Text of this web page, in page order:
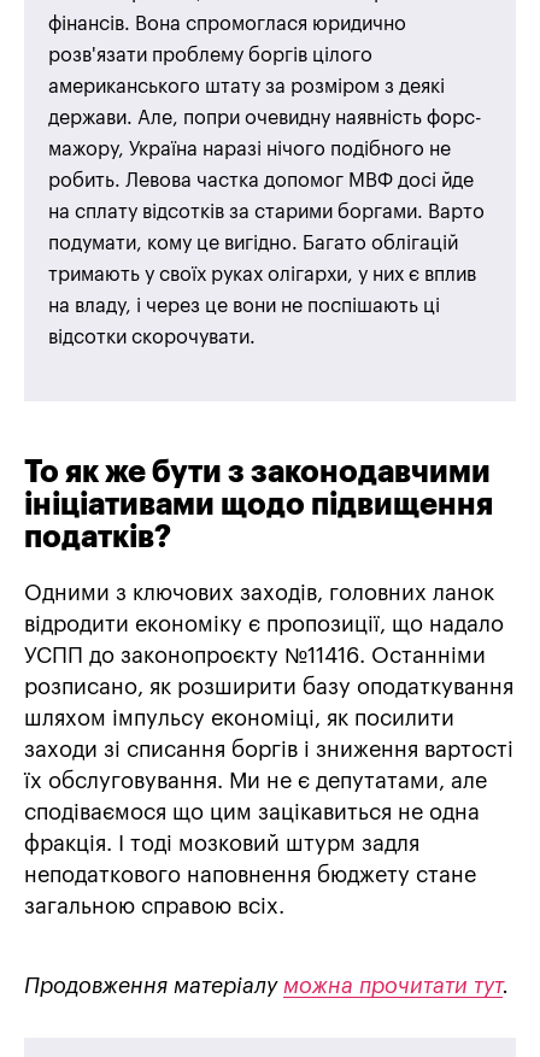
фінансів. Вона спромоглася юридично
розв'язати проблему боргів цілого
американського штату за розміром з деякі
держави. Але, попри очевидну наявність форс-
мажору, Україна наразі нічого подібного не
робить. Левова частка допомог МВФ досі йде
на сплату відсотків за старими боргами. Варто
подумати, кому це вигідно. Багато облігацій
тримають у своїх руках олігархи, у них є вплив
на владу, і через це вони не поспішають ці
відсотки скорочувати.
То як же бути з законодавчими
ініціативами щодо підвищення
податків?
Одними з ключових заходів, головних ланок
відродити економіку є пропозиції, що надало
УСПП до законопроєкту №11416. Останніми
розписано, як розширити базу оподаткування
шляхом імпульсу економіці, як посилити
заходи зі списання боргів і зниження вартості
їх обслуговування. Ми не є депутатами, але
сподіваємося що цим зацікавиться не одна
фракція. І тоді мозковий штурм задля
неподаткового наповнення бюджету стане
загальною справою всіх.
Продовження матеріалу можна прочитати тут.